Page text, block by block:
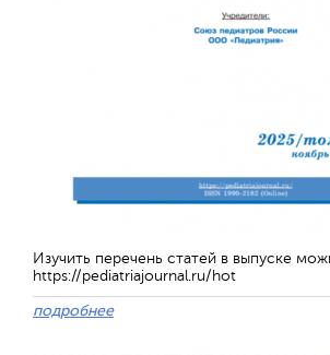
Изучить перечень статей в выпуске
https://pediatriajournal.ru/hot
подробнее